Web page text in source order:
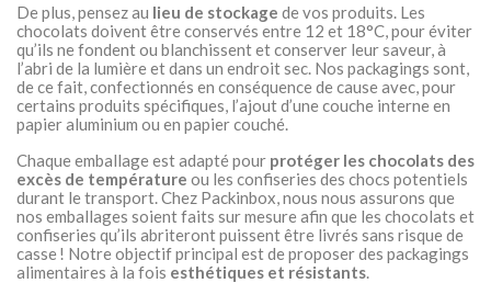
De plus, pensez au lieu de stockage de vos produits. Les
chocolats doivent être conservés entre 12 et 18°C, pour éviter
qu’ils ne fondent ou blanchissent et conserver leur saveur, à
l’abri de la lumière et dans un endroit sec. Nos packagings sont,
de ce fait, confectionnés en conséquence de cause avec, pour
certains produits spécifiques, l’ajout d’une couche interne en
papier aluminium ou en papier couché.
Chaque emballage est adapté pour protéger les chocolats des
excès de température ou les confiseries des chocs potentiels
durant le transport. Chez Packinbox, nous nous assurons que
nos emballages soient faits sur mesure afin que les chocolats et
confiseries qu’ils abriteront puissent être livrés sans risque de
casse ! Notre objectif principal est de proposer des packagings
alimentaires à la fois esthétiques et résistants.